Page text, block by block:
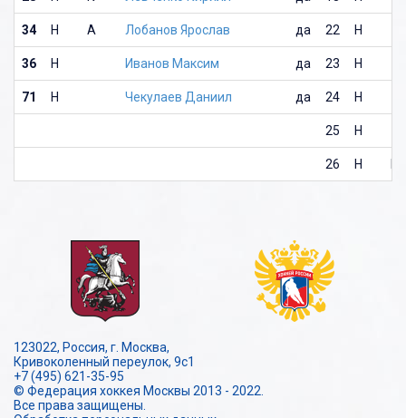
34 Н А Лобанов Ярослав да 22 Н
36 Н Иванов Максим да 23 Н
71 Н Чекулаев Даниил да 24 Н
25 Н
26 Н
123022, Россия, г. Москва,
Кривоколенный переулок, 9с1
+7 (495) 621-35-95
© Федерация хоккея Москвы 2013 - 2022.
Все права защищены.